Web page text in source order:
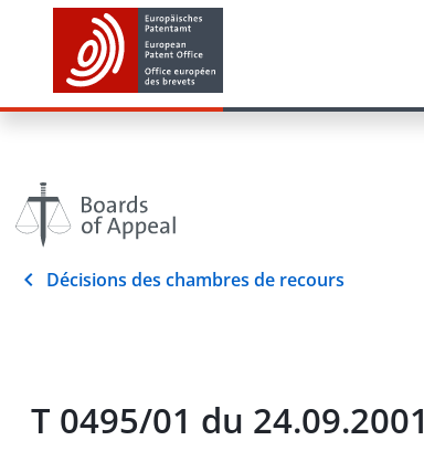
Décisions des chambres de recours
T 0495/01 du 24.09.2001